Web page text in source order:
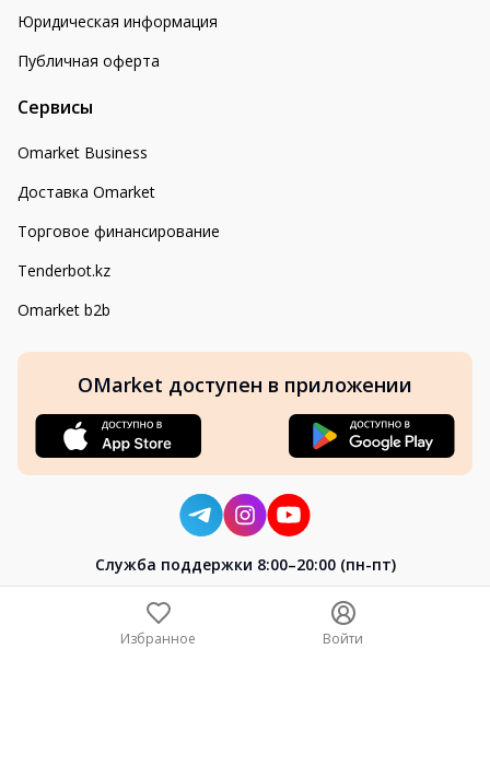
Юридическая информация
Публичная оферта
Сервисы
Omarket Business
Доставка Omarket
Торговое финансирование
Tenderbot.kz
Omarket b2b
OMarket доступен в приложении
Cлужба поддержки 8:00–20:00 (пн-пт)
Избранное Войти